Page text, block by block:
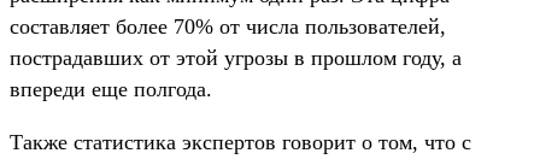
составляет более 70% от числа пользователей,
пострадавших от этой угрозы в прошлом году, а
впереди еще полгода.
Также статистика экспертов говорит о том, что с